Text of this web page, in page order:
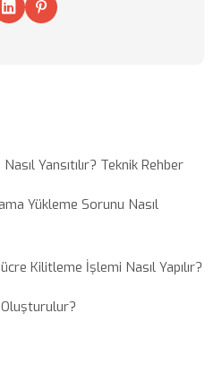
Yansıtılır? Teknik Rehber
Yükleme Sorunu Nasıl
Kilitleme İşlemi Nasıl Yapılır?
Oluşturulur?